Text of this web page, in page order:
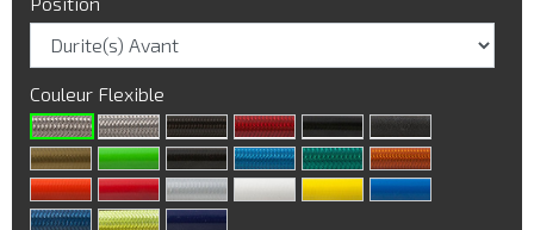
Couleur Flexible